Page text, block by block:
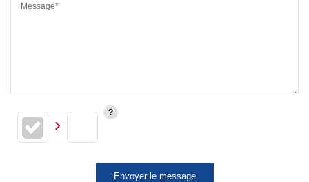
Message*
Envoyer le message